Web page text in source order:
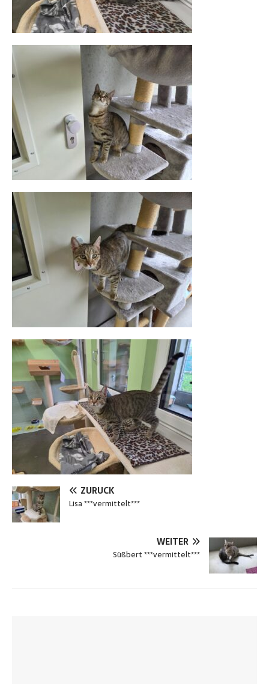
ZURÜCK
Lisa ***vermittelt***
WEITER
Süßbert ***vermittelt***